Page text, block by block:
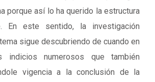
porque así lo ha querido la estructura
En este sentido, la investigación
sigue descubriendo de cuando en
indicios numerosos que también
vigencia a la conclusión de la